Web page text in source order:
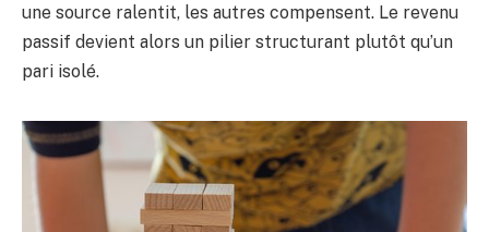
une source ralentit, les autres compensent. Le revenu
passif devient alors un pilier structurant plutôt qu’un
pari isolé.